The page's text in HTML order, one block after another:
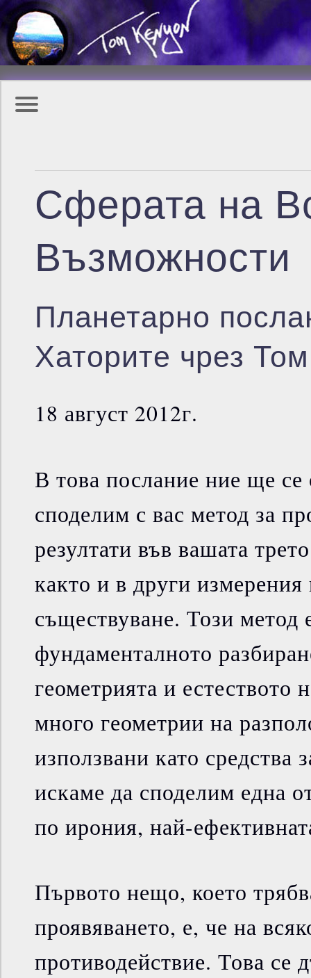
Сферата на
Възможности
Планетарно
Хаторите чрез
18 август 2012г.
В това послание ние ще се
споделим с вас метод за
резултати във вашата
както и в други
съществуване. Този метод
фундаменталното
геометрията и естеството
много геометрии на
използвани като средства
искаме да споделим една
по ирония, най-
Първото нещо, което
проявяването, е, че на
противодействие. Това се